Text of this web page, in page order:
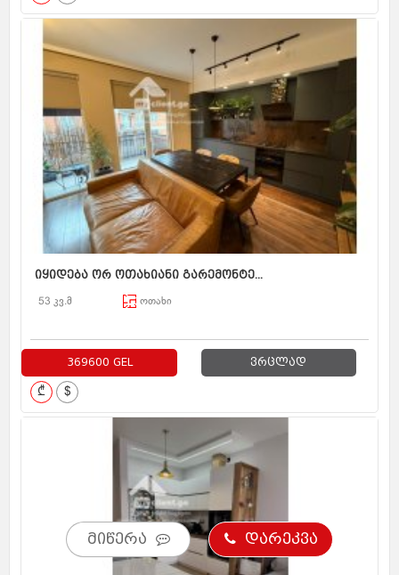
იყიდება ორ ოთახიანი გარემონტე...
53 კვ.მ ოთახი
369600 GEL ვრცლად
₾ $
მიწერა დარეკვა